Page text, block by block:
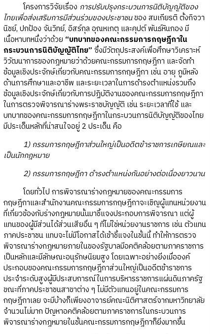
โครงการวิจัยเรื่อง การปรับปรุงกระบวนการนิติบัญญัติของ
ไทยเพื่อส่งเสริมการมีส่วนร่วมของประชาชนของ สมเกียรติ ตั้งกิจวา
นิชย์, ปกป้อง จันวิทย์, อิสร์กุล อุณหเกตุ และคุปต์ พันธ์หินกอง มี
เนื้อหาบทหนึ่งว่าด้วย “บทบาทของคณะกรรมการกฤษฎีกาใน
กระบวนการนิติบัญญัติไทย” ซึ่งมีวัตถุประสงค์เพื่อศึกษาวิเคราะห์
วิวัฒนาการของกฎหมายว่าด้วยคณะกรรมการกฤษฎีกา และจัดทำ
ข้อมูลเชิงประจักษ์เกี่ยวกับคณะกรรมการกฤษฎีกา เช่น อายุ ภูมิหลัง
ด้านการศึกษาและอาชีพ และระยะเวลาในการดำรงตำแหน่งรวมถึง
ข้อมูลเชิงประจักษ์เกี่ยวกับการปฏิบัติงานของคณะกรรมการกฤษฎีกา
ในการตรวจพิจารณาร่างพระราชบัญญัติ เช่น ระยะเวลาที่ใช้ และ
บทบาทของคณะกรรมการกฤษฎีกาในกระบวนการนิติบัญญัติของไทย
มีประเด็นหลักที่น่าสนใจอยู่ 2 ประเด็น คือ
1) กรรมการกฤษฎีกาส่วนใหญ่เป็นอดีตข้าราชการเกษียณและ
เป็นนักกฎหมาย
2) กรรมการกฤษฎีกา ดำรงตำแหน่งกันอย่างต่อเนื่องยาวนาน
โดยทั่วไป การพิจารณาร่างกฎหมายของคณะกรรมการ
กฤษฎีกาและสำนักงานคณะกรรมการกฤษฎีกาจะเชิญผู้แทนหน่วยงาน
ที่เกี่ยวข้องกับร่างกฎหมายนั้นมาชี้แจงประกอบการพิจารณา แต่ผู้
แทนของผู้มีส่วนได้ส่วนเสียอื่น ๆ ที่ไม่ใช่หน่วยงานราชการ เช่น ตัวแทน
ภาคประชาชน แทบจะไม่มีโอกาสได้เข้าชี้แจงในชั้นนี้ ทำให้การตรวจ
พิจารณาร่างกฎหมายภายในของรัฐบาลมีอคติคล้อยตามภาคราชการ
เป็นหลักและมีลักษณะอนุรักษนิยมสูง โดยเฉพาะอย่างยิ่งเมื่อองค์
ประกอบของคณะกรรมการกฤษฎีกาส่วนใหญ่เป็นอดีตข้าราชการ
ประจำระดับสูงผู้มีประสบการณ์ในการบริหารราชการแผ่นดินภาครัฐ
ขณะที่ภาคประชาชนสาขาต่าง ๆ ไม่มีตัวแทนอยู่ในคณะกรรมการ
กฤษฎีกาเลย จะมีบ้างก็เพียงอาจารย์คณะนิติศาสตร์จากมหาวิทยาลัย
จำนวนไม่มาก ปัญหาอคติคล้อยตามภาคราชการในกระบวนการ
พิจารณาร่างกฎหมายในชั้นคณะกรรมการกฤษฎีกาก็ยิ่งมากขึ้น